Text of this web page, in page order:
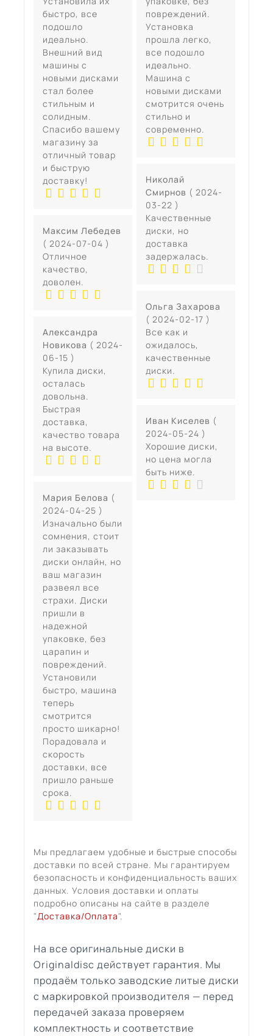
быстро, все
подошло
идеально.
Внешний вид
машины с
новыми дисками
стал более
стильным и
солидным.
Спасибо вашему
магазину за
отличный товар
и быструю
доставку!
Максим Лебедев
( 2024-07-04 )
Отличное
качество,
доволен.
Александра
Новикова ( 2024-
06-15 )
Купила диски,
осталась
довольна.
Быстрая
доставка,
качество товара
на высоте.
Мария Белова (
2024-04-25 )
Изначально были
сомнения, стоит
ли заказывать
диски онлайн, но
ваш магазин
развеял все
страхи. Диски
пришли в
надежной
упаковке, без
царапин и
повреждений.
Установили
быстро, машина
теперь
смотрится
просто шикарно!
Порадовала и
скорость
доставки, все
пришло раньше
срока.
повреждений.
Установка
прошла легко,
все подошло
идеально.
Машина с
новыми дисками
смотрится очень
стильно и
современно.
Николай
Смирнов ( 2024-
03-22 )
Качественные
диски, но
доставка
задержалась.
Ольга Захарова
( 2024-02-17 )
Все как и
ожидалось,
качественные
диски.
Иван Киселев (
2024-05-24 )
Хорошие диски,
но цена могла
быть ниже.
Мы предлагаем удобные и быстрые способы
доставки по всей стране. Мы гарантируем
безопасность и конфиденциальность ваших
данных. Условия доставки и оплаты
подробно описаны на сайте в разделе
"Доставка/Оплата".
На все оригинальные диски в
Originaldisc действует гарантия. Мы
продаём только заводские литые диски
с маркировкой производителя — перед
передачей заказа проверяем
комплектность и соответствие